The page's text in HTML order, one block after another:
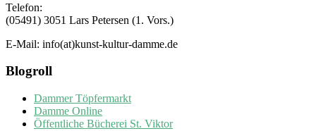
Telefon:
(05491) 3051 Lars Petersen (1. Vors.)
E-Mail: info(at)kunst-kultur-damme.de
Blogroll
Dammer Töpfermarkt
Damme Online
Öffentliche Bücherei St. Viktor